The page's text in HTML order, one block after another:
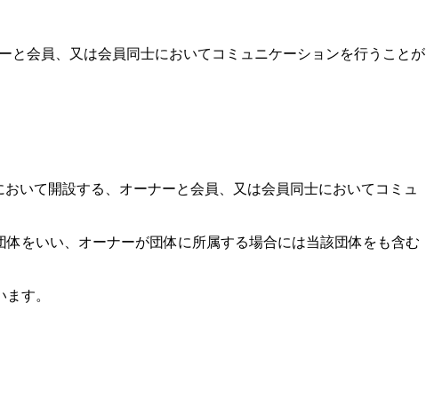
と会員、又は会員同士においてコミュニケーションを行うことが
いて開設する、オーナーと会員、又は会員同士においてコミュ
をいい、オーナーが団体に所属する場合には当該団体をも含む
す。